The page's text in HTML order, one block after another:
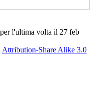
l'ultima volta il 27 feb
Attribution-Share Alike 3.0